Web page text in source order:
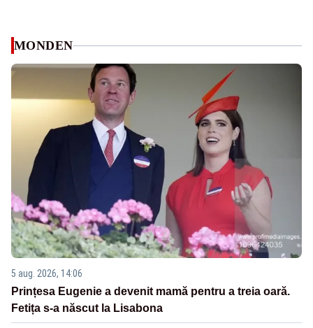
MONDEN
5 aug. 2026, 14:06
Prințesa Eugenie a devenit mamă pentru a treia oară.
Fetița s-a născut la Lisabona